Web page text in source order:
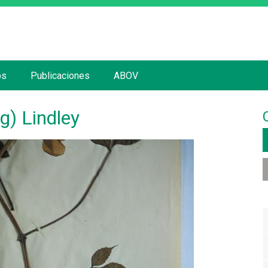
Lindley
Publicaciones ABOV